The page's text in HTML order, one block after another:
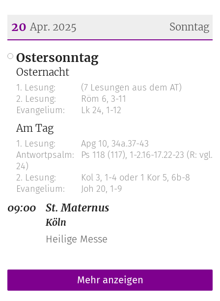
Sonntag
20 Apr. 2025
Datum: 20. April 2025
Ostersonntag
Osternacht
(7 Lesungen aus dem AT)
Röm 6, 3-11
Lk 24, 1-12
Am Tag
Apg 10, 34a.37-43
Ps 118 (117), 1-2.16-17.22-23 (R: vgl.
24)
Kol 3, 1-4 oder 1 Kor 5, 6b-8
Joh 20, 1-9
09:00 St. Maternus
Köln
Heilige Messe
Mehr anzeigen